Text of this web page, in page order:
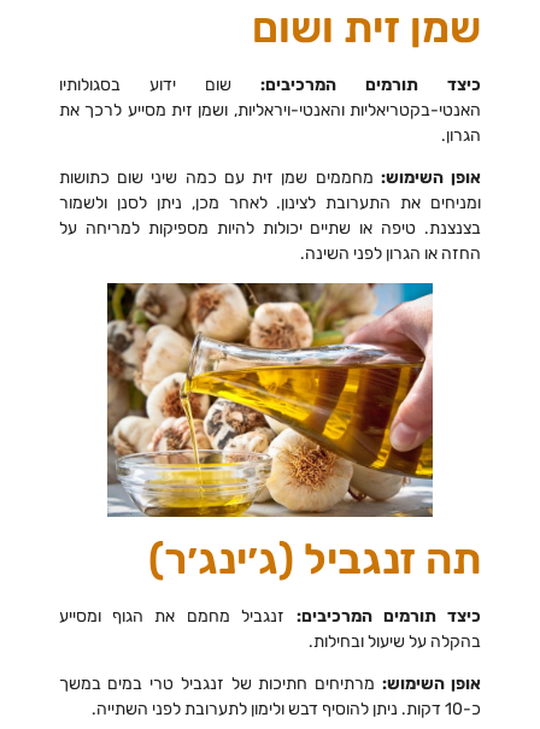
שמן זית ושום
כיצד תורמים המרכיבים:שום ידוע בסגולותיו
האנטי-בקטריאליות והאנטי-ויראליות, ושמן זית מסייע לרכך את
הגרון.
אופן השימוש:מחממים שמן זית עם כמה שיני שום כתושות
ומניחים את התערובת לצינון. לאחר מכן, ניתן לסנן ולשמור
בצנצנת. טיפה או שתיים יכולות להיות מספיקות למריחה על
החזה או הגרון לפני השינה.
תה זנגביל (ג׳ינג׳ר)
כיצד תורמים המרכיבים:זנגביל מחמם את הגוף ומסייע
בהקלה על שיעול ובחילות.
אופן השימוש:מרתיחים חתיכות של זנגביל טרי במים במשך
כ-10 דקות. ניתן להוסיף דבש ולימון לתערובת לפני השתייה.